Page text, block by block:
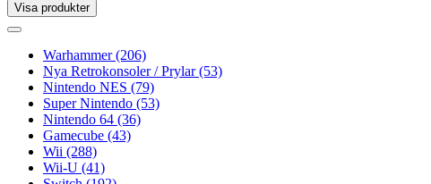
Visa produkter
Toggle
Toggle
navigationWarhammer(206)
Nya Retrokonsoler / Prylar(53)
Nintendo NES (79)
Super Nintendo (53)
Nintendo 64 (36)
Gamecube (43)
Wii (288)
Wii-U (41)